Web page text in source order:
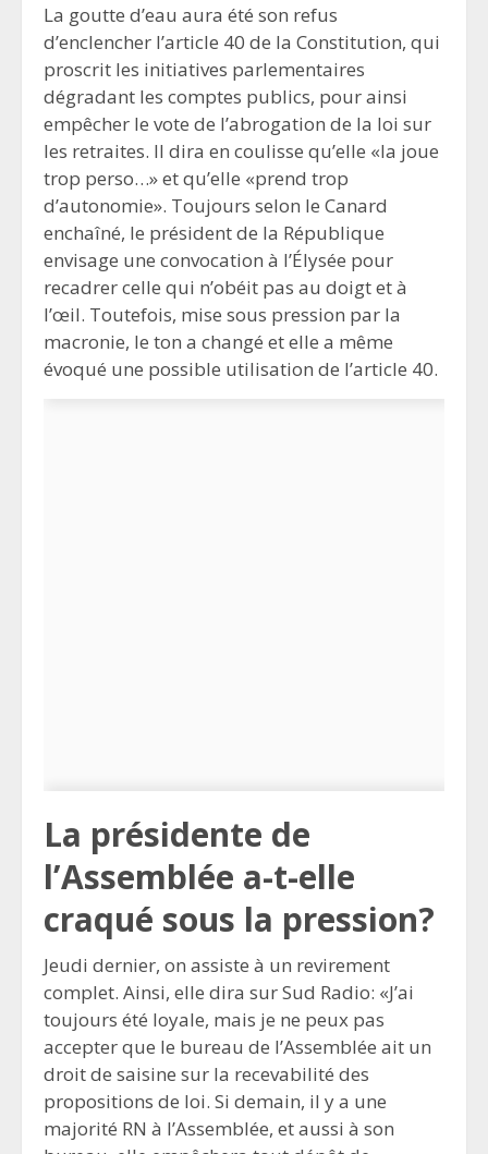
La goutte d’eau aura été son refus
d’enclencher l’article 40 de la Constitution, qui
proscrit les initiatives parlementaires
dégradant les comptes publics, pour ainsi
empêcher le vote de l’abrogation de la loi sur
les retraites. Il dira en coulisse qu’elle «la joue
trop perso…» et qu’elle «prend trop
d’autonomie». Toujours selon le Canard
enchaîné, le président de la République
envisage une convocation à l’Élysée pour
recadrer celle qui n’obéit pas au doigt et à
l’œil. Toutefois, mise sous pression par la
macronie, le ton a changé et elle a même
évoqué une possible utilisation de l’article 40.
La présidente de
l’Assemblée a-t-elle
craqué sous la pression?
Jeudi dernier, on assiste à un revirement
complet. Ainsi, elle dira sur Sud Radio: «J’ai
toujours été loyale, mais je ne peux pas
accepter que le bureau de l’Assemblée ait un
droit de saisine sur la recevabilité des
propositions de loi. Si demain, il y a une
majorité RN à l’Assemblée, et aussi à son